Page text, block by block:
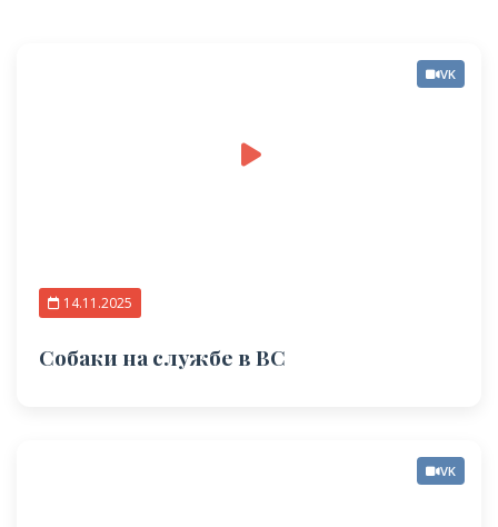
VK
14.11.2025
Собаки на службе в ВС
VK